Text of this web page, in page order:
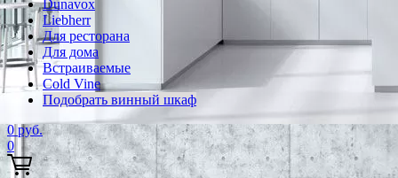
Dunavox
Liebherr
Для ресторана
Для дома
Встраиваемые
Cold Vine
Подобрать винный шкаф
0 руб.
0